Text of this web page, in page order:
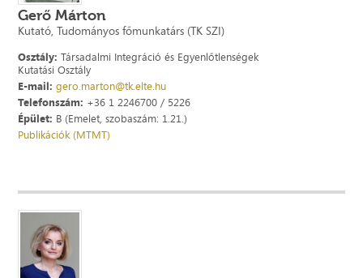
Gerő Márton
Kutató, Tudományos főmunkatárs (TK SZI)
Osztály: Társadalmi Integráció és Egyenlőtlenségek
Kutatási Osztály
E-mail: gero.marton@tk.elte.hu
Telefonszám: +36 1 2246700 / 5226
Épület: B (Emelet, szobaszám: 1.21.)
Publikációk (MTMT)